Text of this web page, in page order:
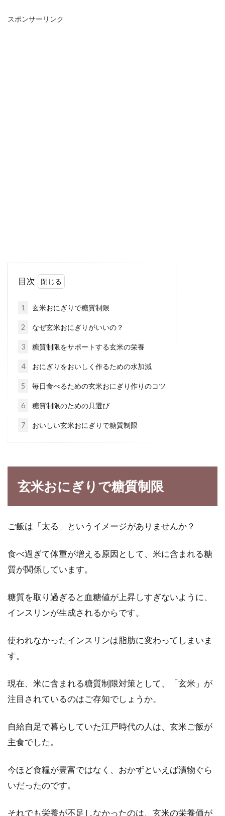
味噌汁レシピをご紹介！
「ズッキーニ」は、カリウムやビタミンCを含
んでいるので、健康のために取り入れたい野菜
のひとつ...
そうめんと相性の良い納豆＋キム
チ！発酵食品のパワーとは？
夏になると、細麺で、喉通りが良い『そうめ
ん』が食べたくなりますよね。そんな『そうめ
ん』の...
方！赤味噌を使ってみよう
ほど、味噌は栄養豊富な食品です。また味噌と
いきる正しい保存方法
ね。味噌は発酵食品ですので、長期にわたって
玄米を食べるとどうして下痢してし
玄米から虫が発生してしまった！精
スポンサーリンク
目次
1 玄米おにぎりで糖質制限
2 なぜ玄米おにぎりがいいの？
3 糖質制限をサポートする玄米の栄養
4 おにぎりをおいしく作るための水加減
5 毎日食べるための玄米おにぎり作りのコツ
6 糖質制限のための具選び
7 おいしい玄米おにぎりで糖質制限
玄米おにぎりで糖質制限
ご飯は「太る」というイメージがありませんか？
食べ過ぎて体重が増える原因として、米に含まれる糖
質が関係しています。
糖質を取り過ぎると血糖値が上昇しすぎないように、
インスリンが生成されるからです。
使われなかったインスリンは脂肪に変わってしまいま
す。
現在、米に含まれる糖質制限対策として、「玄米」が
注目されているのはご存知でしょうか。
自給自足で暮らしていた江戸時代の人は、玄米ご飯が
主食でした。
今ほど食糧が豊富ではなく、おかずといえば漬物ぐら
いだったのです。
それでも栄養が不足しなかったのは、玄米の栄養価が